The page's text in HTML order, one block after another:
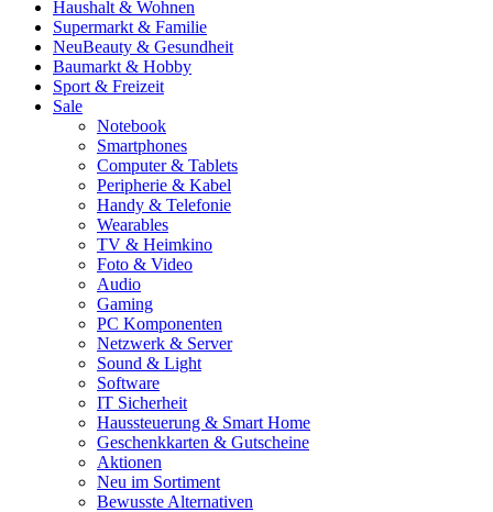
Haushalt & Wohnen
Supermarkt & Familie
NeuBeauty & Gesundheit
Baumarkt & Hobby
Sport & Freizeit
Sale
Notebook
Smartphones
Computer & Tablets
Peripherie & Kabel
Handy & Telefonie
Wearables
TV & Heimkino
Foto & Video
Audio
Gaming
PC Komponenten
Netzwerk & Server
Sound & Light
Software
IT Sicherheit
Haussteuerung & Smart Home
Geschenkkarten & Gutscheine
Aktionen
Neu im Sortiment
Bewusste Alternativen